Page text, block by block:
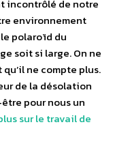
incontrôlé de notre
environnement
polaroïd du
soit si large. On ne
ne compte plus.
de la désolation
pour nous un
sur le travail de